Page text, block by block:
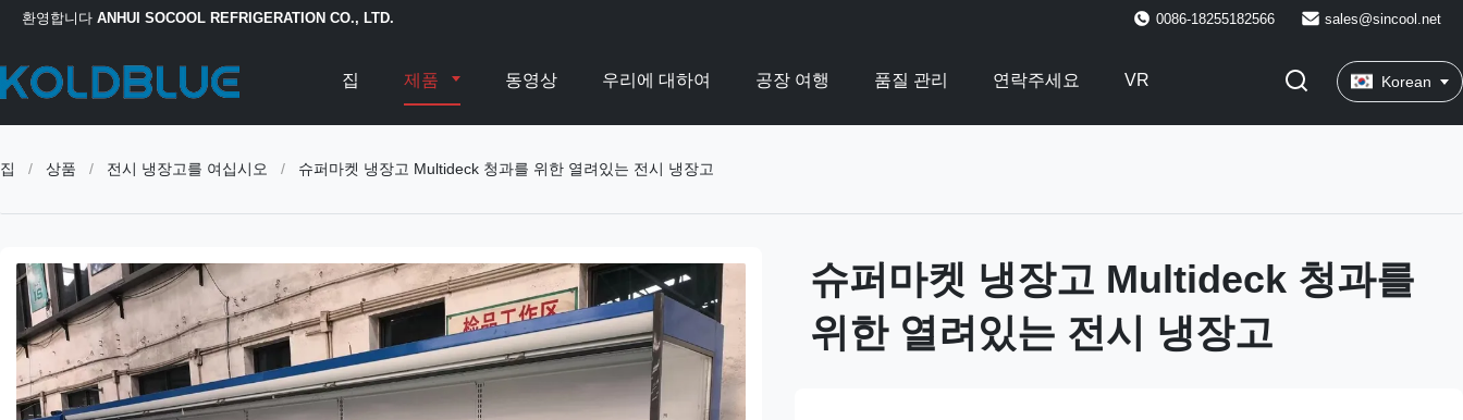
환영합니다 ANHUI SOCOOL REFRIGERATION CO., LTD. 0086-18255182566 sales@sincool.net
집 제품 동영상 우리에 대하여 공장 여행 품질 관리 연락주세요 VR Korean
집 / 상품 / 전시 냉장고를 여십시오 / 슈퍼마켓 냉장고 Multideck 청과를 위한 열려있는 전시 냉장고
슈퍼마켓 냉장고 Multideck 청과를
위한 열려있는 전시 냉장고